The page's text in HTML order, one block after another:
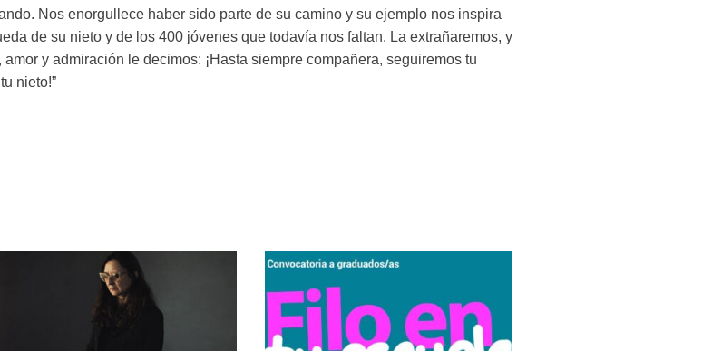
Nos enorgullece haber sido parte de su camino y su ejemplo nos inspira
de su nieto y de los 400 jóvenes que todavía nos faltan. La extrañaremos, y
y admiración le decimos: ¡Hasta siempre compañera, seguiremos tu
nieto!”